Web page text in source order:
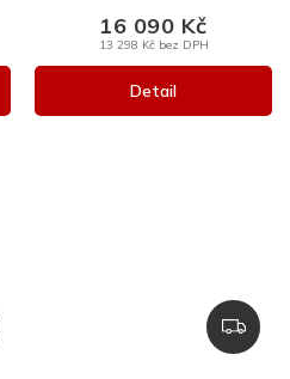
13 298 Kč bez DPH
16 090 Kč
Detail
Z
D